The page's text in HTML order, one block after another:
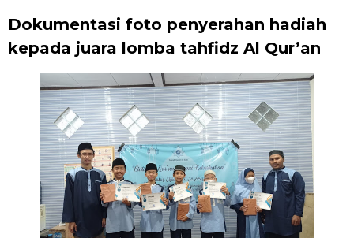
Dokumentasi foto penyerahan hadiah
kepada juara lomba tahfidz Al Qur’an